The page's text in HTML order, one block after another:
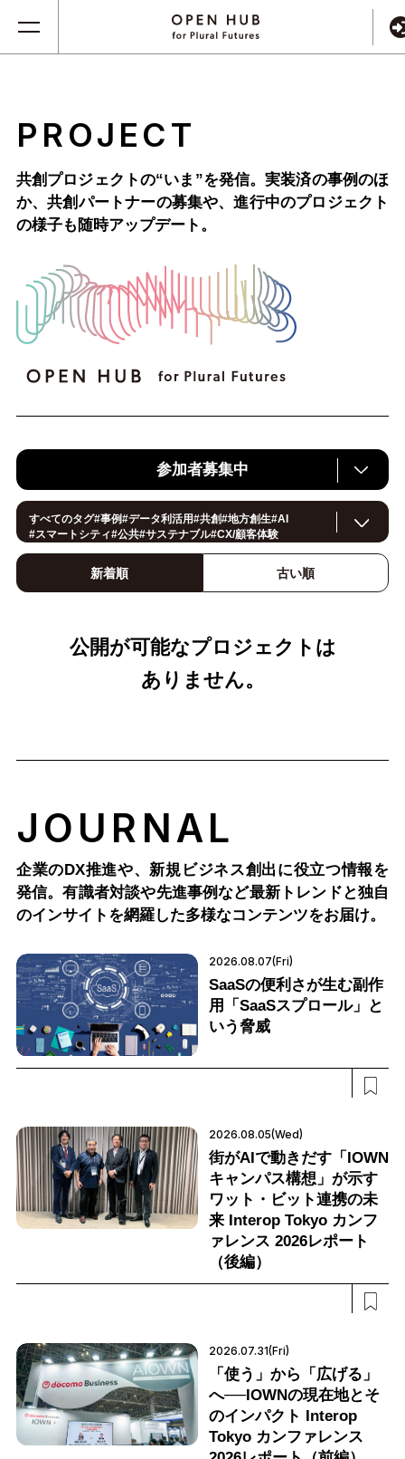
PROJECT
共創プロジェクトの“いま”を発信。実装済の事例のほ
か、共創パートナーの募集や、進行中のプロジェクト
の様子も随時アップデート。
参加者募集中
すべてのタグ#事例#データ利活用#共創#地方創生#AI
#スマートシティ#公共#サステナブル#CX/顧客体験
#ヘルスケア#環境・エネルギー
#働き方改革
イノベーション#IoT
スマートファクトリー
新着順 古い順
公開が可能なプロジェクトは
ありません。
JOURNAL
企業のDX推進や、新規ビジネス創出に役立つ情報を
発信。有識者対談や先進事例など最新トレンドと独自
のインサイトを網羅した多様なコンテンツをお届け。
2026.08.07(Fri)
SaaSの便利さが生む副作
用「SaaSスプロール」と
いう脅威
2026.08.05(Wed)
街がAIで動きだす「IOWN
キャンパス構想」が示す
ワット・ビット連携の未
来 Interop Tokyo カンフ
ァレンス 2026レポート
（後編）
2026.07.31(Fri)
「使う」から「広げる」
へ──IOWNの現在地とそ
のインパクト Interop
Tokyo カンファレンス